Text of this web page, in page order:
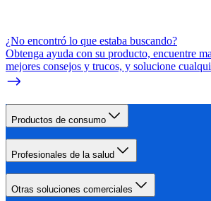
¿No encontró lo que estaba buscando?
Obtenga ayuda con su producto, encuentre
mejores consejos y trucos, y solucione
Productos de consumo
Profesionales de la salud
Otras soluciones comerciales